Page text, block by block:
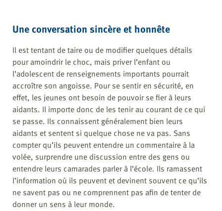
Une conversation sincère et honnête
Il est tentant de taire ou de modifier quelques détails
pour amoindrir le choc, mais priver l’enfant ou
l’adolescent de renseignements importants pourrait
accroître son angoisse. Pour se sentir en sécurité, en
effet, les jeunes ont besoin de pouvoir se fier à leurs
aidants. Il importe donc de les tenir au courant de ce qui
se passe. Ils connaissent généralement bien leurs
aidants et sentent si quelque chose ne va pas. Sans
compter qu’ils peuvent entendre un commentaire à la
volée, surprendre une discussion entre des gens ou
entendre leurs camarades parler à l’école. Ils ramassent
l’information où ils peuvent et devinent souvent ce qu’ils
ne savent pas ou ne comprennent pas afin de tenter de
donner un sens à leur monde.